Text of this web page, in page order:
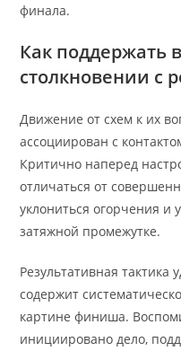
финала.
Как поддержать
столкновении с
Движение от схем к их
ассоциирован с
Критично наперед
отличаться от
уклониться огорчения и
затяжной промежутке.
Результативная
содержит
картине финиша.
инициировано дело,